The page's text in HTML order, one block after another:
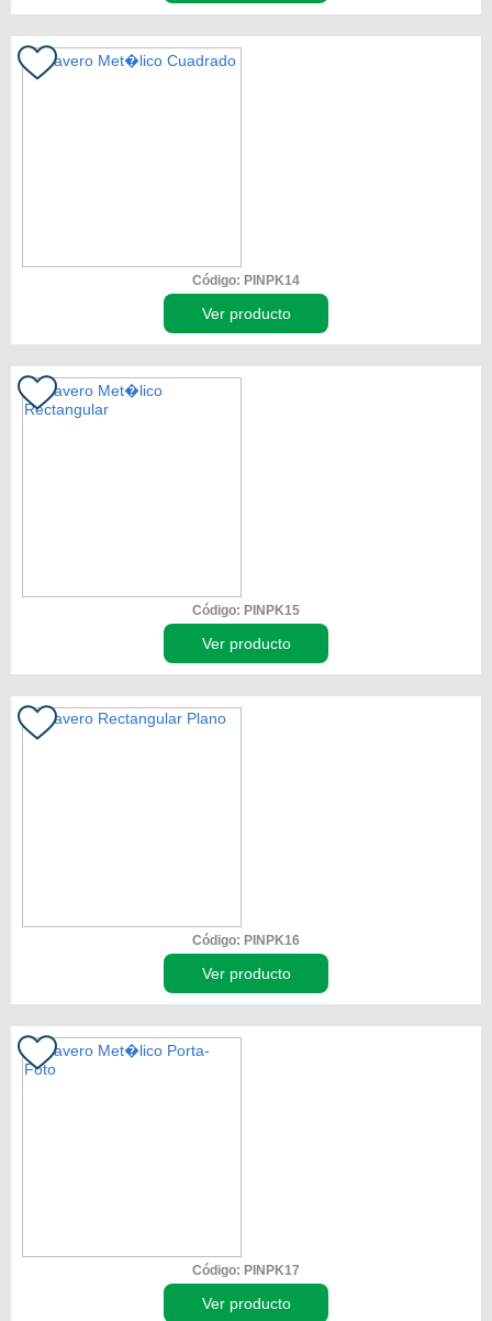
Código: PINPK14
Ver producto
Código: PINPK15
Ver producto
Código: PINPK16
Ver producto
Código: PINPK17
Ver producto